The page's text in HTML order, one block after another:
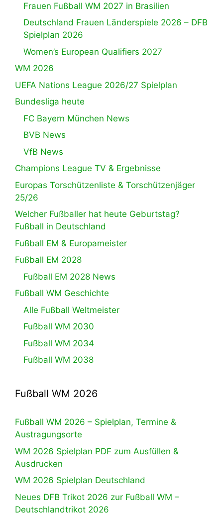
Frauen Fußball WM 2027 in Brasilien
Deutschland Frauen Länderspiele 2026 – DFB
Spielplan 2026
Women’s European Qualifiers 2027
WM 2026
UEFA Nations League 2026/27 Spielplan
Bundesliga heute
FC Bayern München News
BVB News
VfB News
Champions League TV & Ergebnisse
Europas Torschützenliste & Torschützenjäger
25/26
Welcher Fußballer hat heute Geburtstag?
Fußball in Deutschland
Fußball EM & Europameister
Fußball EM 2028
Fußball EM 2028 News
Fußball WM Geschichte
Alle Fußball Weltmeister
Fußball WM 2030
Fußball WM 2034
Fußball WM 2038
Fußball WM 2026
Fußball WM 2026 – Spielplan, Termine &
Austragungsorte
WM 2026 Spielplan PDF zum Ausfüllen &
Ausdrucken
WM 2026 Spielplan Deutschland
Neues DFB Trikot 2026 zur Fußball WM –
Deutschlandtrikot 2026